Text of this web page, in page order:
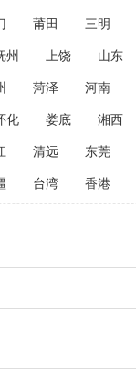
莆田 三明
州 上饶 山东
菏泽 河南
化 娄底 湘西
清远 东莞
台湾 香港